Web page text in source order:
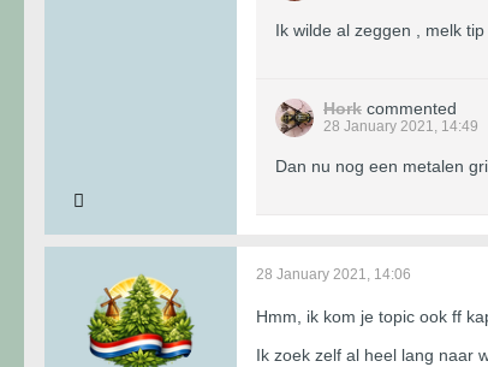
Ik wilde al zeggen , melk
Hork commented
28 January 2021, 14:49
Dan nu nog een metalen
28 January 2021, 14:06
Hmm, ik kom je topic ook ff
Ik zoek zelf al heel lang naar